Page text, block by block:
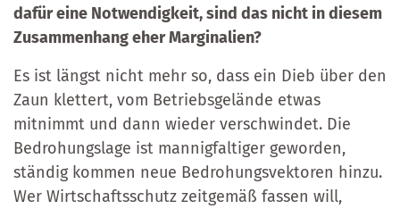
dafür eine Notwendigkeit, sind das nicht in diesem
Zusammenhang eher Marginalien?
Es ist längst nicht mehr so, dass ein Dieb über den
Zaun klettert, vom Betriebsgelände etwas
mitnimmt und dann wieder verschwindet. Die
Bedrohungslage ist mannigfaltiger geworden,
ständig kommen neue Bedrohungsvektoren hinzu.
Wer Wirtschaftsschutz zeitgemäß fassen will,